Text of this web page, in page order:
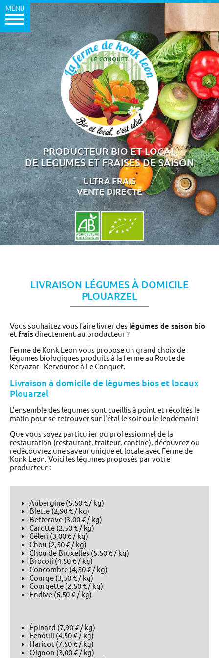
MENU
PRODUCTEUR BIO ET LOCAL
DE LEGUMES ET FRAISES DE SAISON
ULTRA FRAIS
VENTE DIRECTE
LIVRAISON LÉGUMES À DOMICILE
PLOUARZEL
Vous souhaitez vous faire livrer des légumes de saison bio
et fraisdirectement au producteur ?
Ferme de Konk Leon vous propose un grand choix de
légumes biologiques produits à la ferme au Route de
Kervazar - Kervouroc à Le Conquet.
Livraison à domicile de légumes bios et locaux
Plouarzel
L'ensemble des légumes sont cueillis à point et récoltés le
matin pour se retrouver sur l'étal le soir ou le lendemain !
Que vous soyez particulier ou professionnel de la
restauration (restaurant, traiteur, cantine), découvrez ou
redécouvrez une saveur unique et locale avec Ferme de
Konk Leon. Voici les légumes proposés par votre
producteur :
Aubergine (5,50 € / kg)
Blette (2,90 € / kg)
Betterave (3,00 € / kg)
Carotte (2,50 € / kg)
Céleri (3,00 € / kg)
Chou (2,50 € / kg)
Chou de Bruxelles (5,50 € / kg)
Brocoli (4,50 € / kg)
Concombre (4,50 € / kg)
Courge (3,50 € / kg)
Courgette (2,50 € / kg)
Endive (6,50 € / kg)
Épinard (7,90 € / kg)
Fenouil (4,50 € / kg)
Haricot (7,50 € / kg)
Oignon (3,00 € / kg)